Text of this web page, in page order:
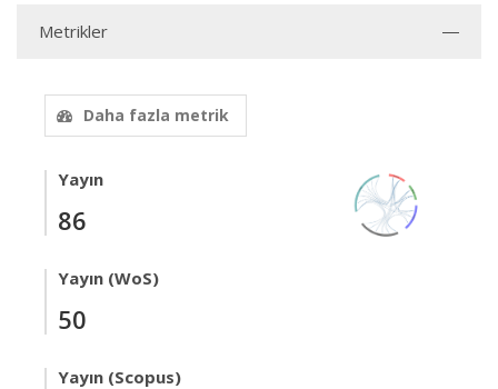
Metrikler
Daha fazla metrik
Yayın
86
Yayın (WoS)
50
Yayın (Scopus)